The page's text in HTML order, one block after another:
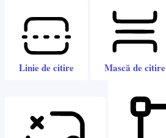
Linie de citire Mască de citire